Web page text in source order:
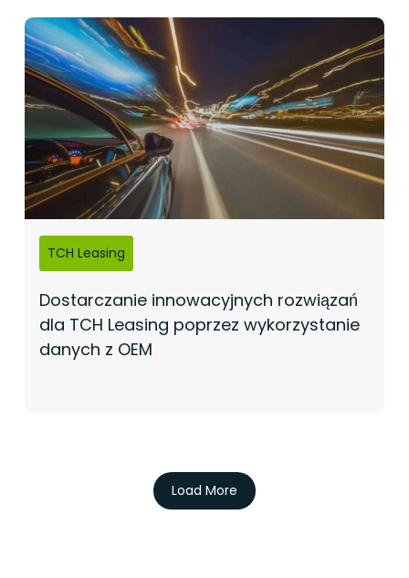
TCH Leasing
Dostarczanie innowacyjnych rozwiązań
dla TCH Leasing poprzez wykorzystanie
danych z OEM
Load More